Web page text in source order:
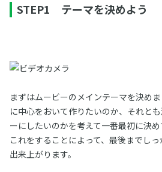
STEP1 テーマを決めよう
まずはムービーのメインテーマを決め
に中心をおいて作りたいのか、それと
ーにしたいのかを考えて一番最初に決め
これをすることによって、最後までし
出来上がります。